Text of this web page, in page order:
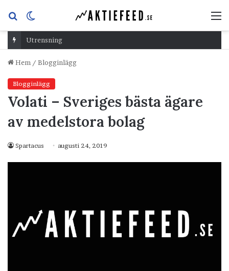
Sök
efterskin
Utrensning
Hem / Blogginlägg
Blogginlägg
Volati – Sveriges bästa ägare
av medelstora bolag
Spartacus augusti 24, 2019